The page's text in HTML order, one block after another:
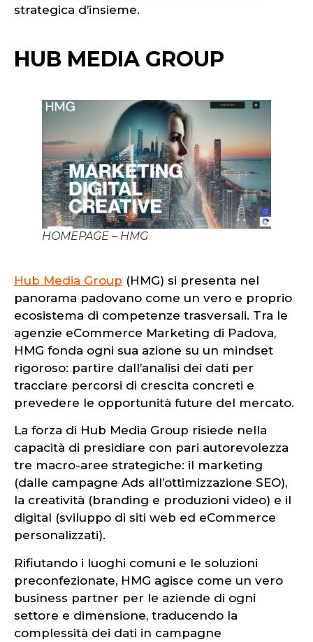
strategica d’insieme.
HUB MEDIA GROUP
HOMEPAGE – HMG
Hub Media Group (HMG) si presenta nel
panorama padovano come un vero e proprio
ecosistema di competenze trasversali. Tra le
agenzie eCommerce Marketing di Padova,
HMG fonda ogni sua azione su un mindset
rigoroso: partire dall’analisi dei dati per
tracciare percorsi di crescita concreti e
prevedere le opportunità future del mercato.
La forza di Hub Media Group risiede nella
capacità di presidiare con pari autorevolezza
tre macro-aree strategiche: il marketing
(dalle campagne Ads all’ottimizzazione SEO),
la creatività (branding e produzioni video) e il
digital (sviluppo di siti web ed eCommerce
personalizzati).
Rifiutando i luoghi comuni e le soluzioni
preconfezionate, HMG agisce come un vero
business partner per le aziende di ogni
settore e dimensione, traducendo la
complessità dei dati in campagne